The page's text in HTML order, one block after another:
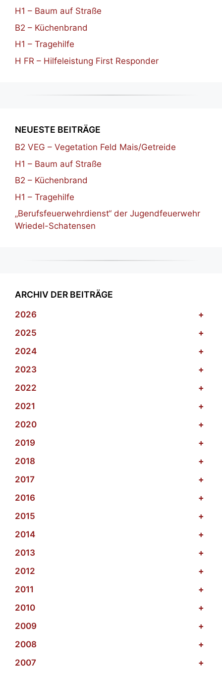
H1 – Baum auf Straße
B2 – Küchenbrand
H1 – Tragehilfe
H FR – Hilfeleistung First Responder
NEUESTE BEITRÄGE
B2 VEG – Vegetation Feld Mais/Getreide
H1 – Baum auf Straße
B2 – Küchenbrand
H1 – Tragehilfe
„Berufsfeuerwehrdienst“ der Jugendfeuerwehr
Wriedel-Schatensen
ARCHIV DER BEITRÄGE
2026
+
2025
+
2024
+
2023
+
2022
+
2021
+
2020
+
2019
+
2018
+
2017
+
2016
+
2015
+
2014
+
2013
+
2012
+
2011
+
2010
+
2009
+
2008
+
2007
+